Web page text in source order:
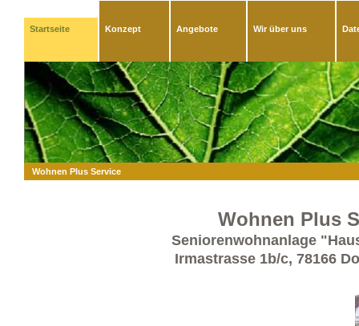
Startseite Konzept Angebote Wir über uns
Wohnen Plus Service
Wohnen Plus
Seniorenwohnanlage
Irmastrasse 1b/c, 78166